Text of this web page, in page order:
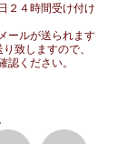
２４時間受け付け
ールが送られます
致しますので、
認ください。